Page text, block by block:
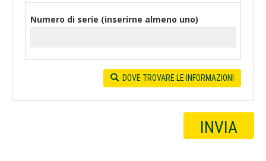
Numero di serie (inserirne almeno uno)
DOVE TROVARE LE INFORMAZIONI
INVIA